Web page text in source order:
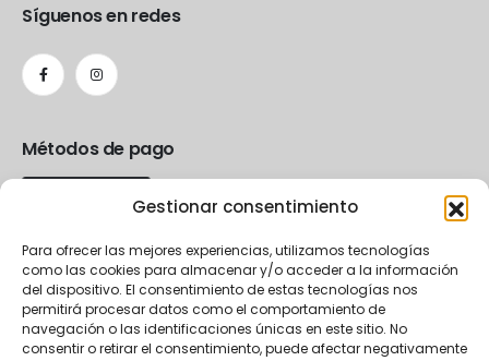
Gestionar consentimiento
Para ofrecer las mejores experiencias, utilizamos tecnologías
como las cookies para almacenar y/o acceder a la información
del dispositivo. El consentimiento de estas tecnologías nos
permitirá procesar datos como el comportamiento de
navegación o las identificaciones únicas en este sitio. No
consentir o retirar el consentimiento, puede afectar negativamente
Síguenos en redes
Métodos de pago